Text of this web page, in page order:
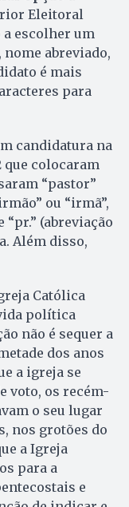
Eleitoral
a escolher um
abreviado,
é mais
para
candidatura na
que colocaram
“pastor”
ou “irmã”,
(abreviação
Além disso,
Católica
política
não é sequer a
dos anos
a igreja se
voto, os recém-
o seu lugar
nos grotões do
a Igreja
para a
e